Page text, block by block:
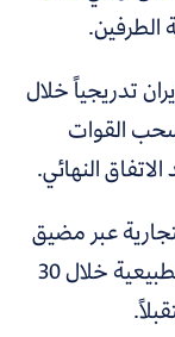
تدريجياً خلال
القوات
النهائي.
عبر مضيق
هرمز لمدة 60 يوماً، واستئناف الملاحة الطبيعية خلال 30